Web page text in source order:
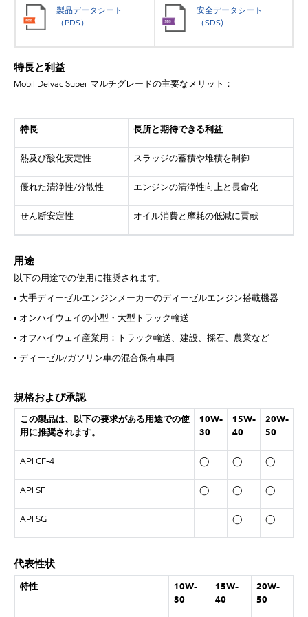
製品データシート
（PDS）
安全データシート
（SDS)
特長と利益
Mobil Delvac Super マルチグレードの主要なメリット：
特長 長所と期待できる利益
熱及び酸化安定性 スラッジの蓄積や堆積を制御
優れた清浄性/分散性 エンジンの清浄性向上と長命化
せん断安定性 オイル消費と摩耗の低減に貢献
用途
以下の用途での使用に推奨されます。
• 大手ディーゼルエンジンメーカーのディーゼルエンジン搭載機器
• オンハイウェイの小型・大型トラック輸送
• オフハイウェイ産業用：トラック輸送、建設、採石、農業など
• ディーゼル/ガソリン車の混合保有車両
規格および承認
この製品は、以下の要求がある用途での使
用に推奨されます。
10W-
30
15W-
40
20W-
50
API CF-4 ◯ ◯ ◯
API SF ◯ ◯ ◯
API SG ◯ ◯
代表性状
特性
10W-
30
15W-
40
20W-
50